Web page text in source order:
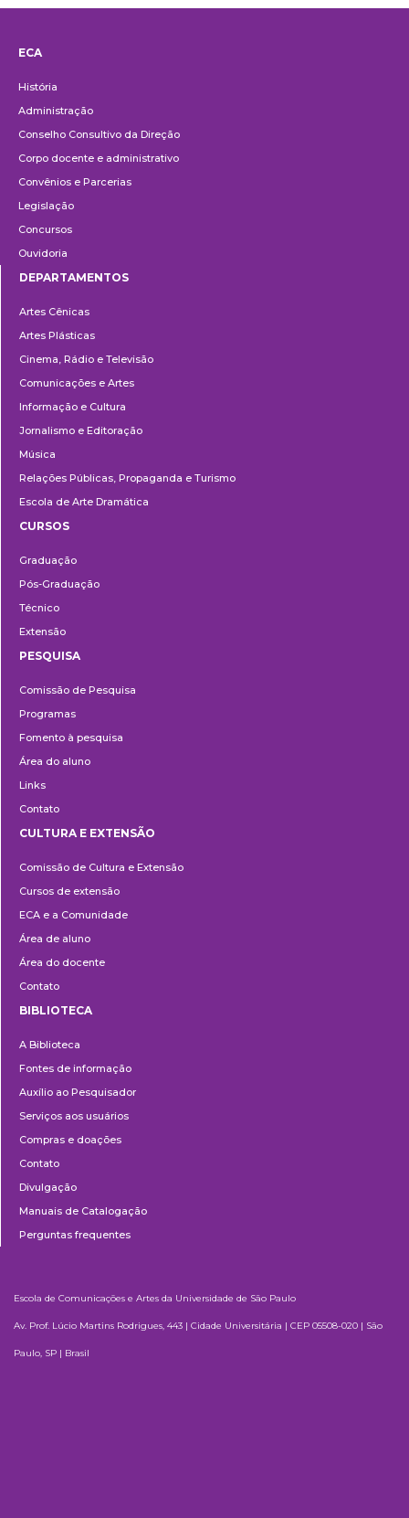
ECA
História
Administração
Conselho Consultivo da Direção
Corpo docente e administrativo
Convênios e Parcerias
Legislação
Concursos
Ouvidoria
DEPARTAMENTOS
Artes Cênicas
Artes Plásticas
Cinema, Rádio e Televisão
Comunicações e Artes
Informação e Cultura
Jornalismo e Editoração
Música
Relações Públicas, Propaganda e Turismo
Escola de Arte Dramática
CURSOS
Graduação
Pós-Graduação
Técnico
Extensão
PESQUISA
Comissão de Pesquisa
Programas
Fomento à pesquisa
Área do aluno
Links
Contato
e
Extensão
CULTURA E EXTENSÃO
Comissão de Cultura e Extensão
Cursos de extensão
ECA e a Comunidade
Área de aluno
Área do docente
Contato
BIBLIOTECA
A Biblioteca
Fontes de informação
Auxílio ao Pesquisador
Serviços aos usuários
Compras e doações
Contato
Divulgação
Manuais de Catalogação
Perguntas frequentes
Escola de Comunicações e Artes da Universidade de São Paulo
Av. Prof. Lúcio Martins Rodrigues, 443 | Cidade Universitária | CEP 05508-020 | São
Paulo, SP | Brasil